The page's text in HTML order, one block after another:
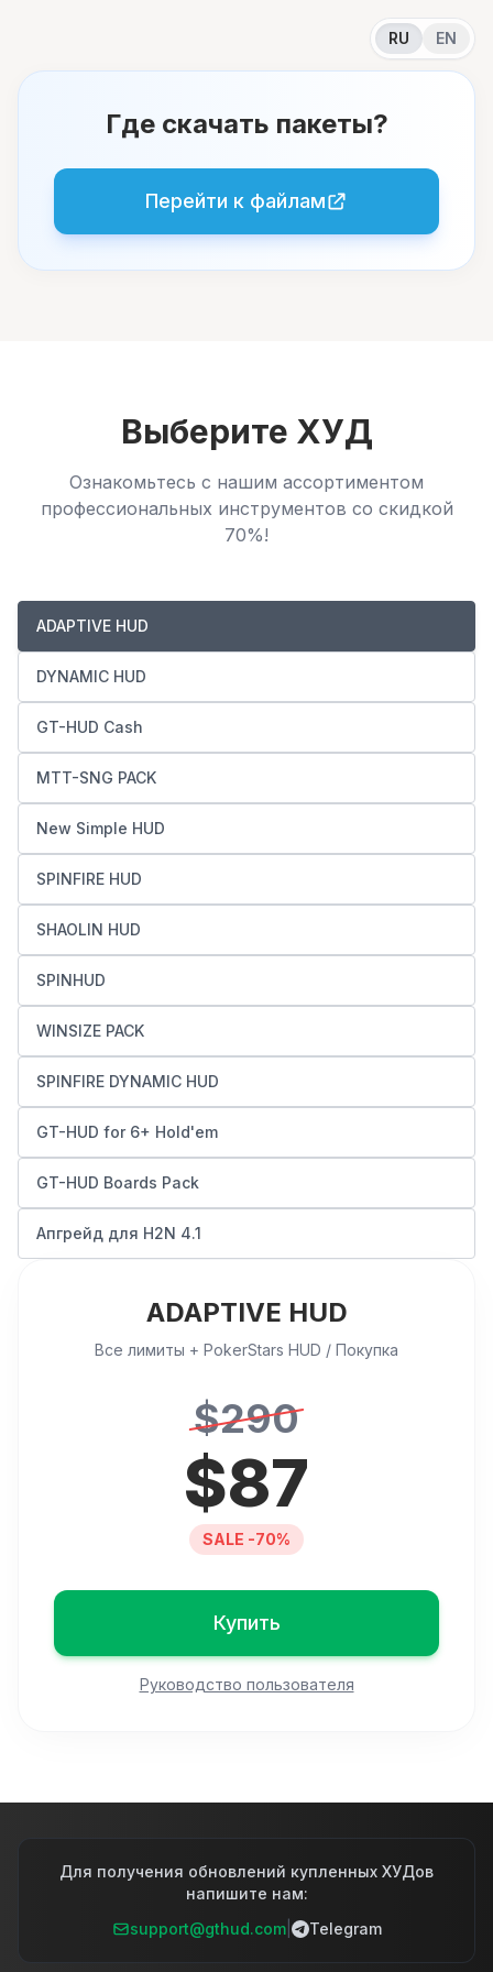
RU EN
Где скачать пакеты?
Перейти к файлам
Выберите ХУД
Ознакомьтесь с нашим ассортиментом
профессиональных инструментов со скидкой
70%!
ADAPTIVE HUD
DYNAMIC HUD
GT-HUD Cash
MTT-SNG PACK
New Simple HUD
SPINFIRE HUD
SHAOLIN HUD
SPINHUD
WINSIZE PACK
SPINFIRE DYNAMIC HUD
GT-HUD for 6+ Hold'em
GT-HUD Boards Pack
Апгрейд для H2N 4.1
ADAPTIVE HUD
Все лимиты + PokerStars HUD / Покупка
$290
$87
SALE -70%
Купить
Руководство пользователя
Для получения обновлений купленных ХУДов
напишите нам:
support@gthud.com| Telegram